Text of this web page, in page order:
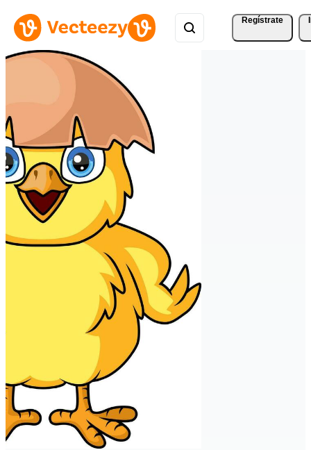
Regístrate